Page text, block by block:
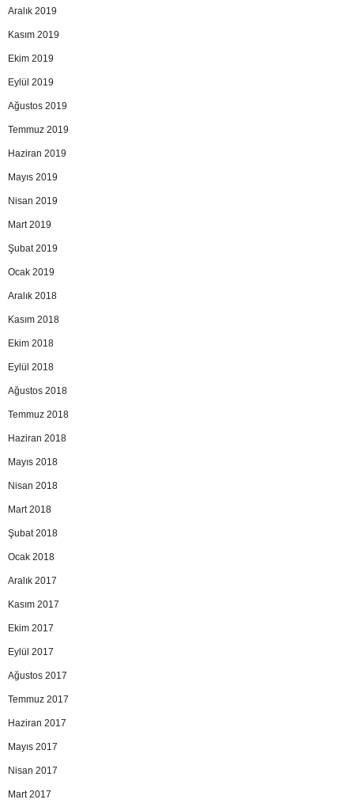
Aralık 2019
Kasım 2019
Ekim 2019
Eylül 2019
Ağustos 2019
Temmuz 2019
Haziran 2019
Mayıs 2019
Nisan 2019
Mart 2019
Şubat 2019
Ocak 2019
Aralık 2018
Kasım 2018
Ekim 2018
Eylül 2018
Ağustos 2018
Temmuz 2018
Haziran 2018
Mayıs 2018
Nisan 2018
Mart 2018
Şubat 2018
Ocak 2018
Aralık 2017
Kasım 2017
Ekim 2017
Eylül 2017
Ağustos 2017
Temmuz 2017
Haziran 2017
Mayıs 2017
Nisan 2017
Mart 2017